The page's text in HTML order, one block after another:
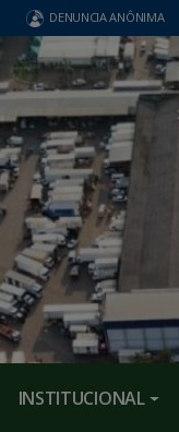
DENUNCIA ANÔNIMA
INSTITUCIONAL